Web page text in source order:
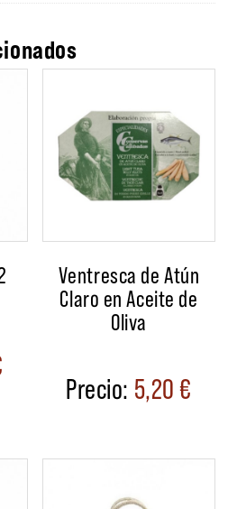
Ventresca de Atún
Claro en Aceite de
Oliva
5,20€